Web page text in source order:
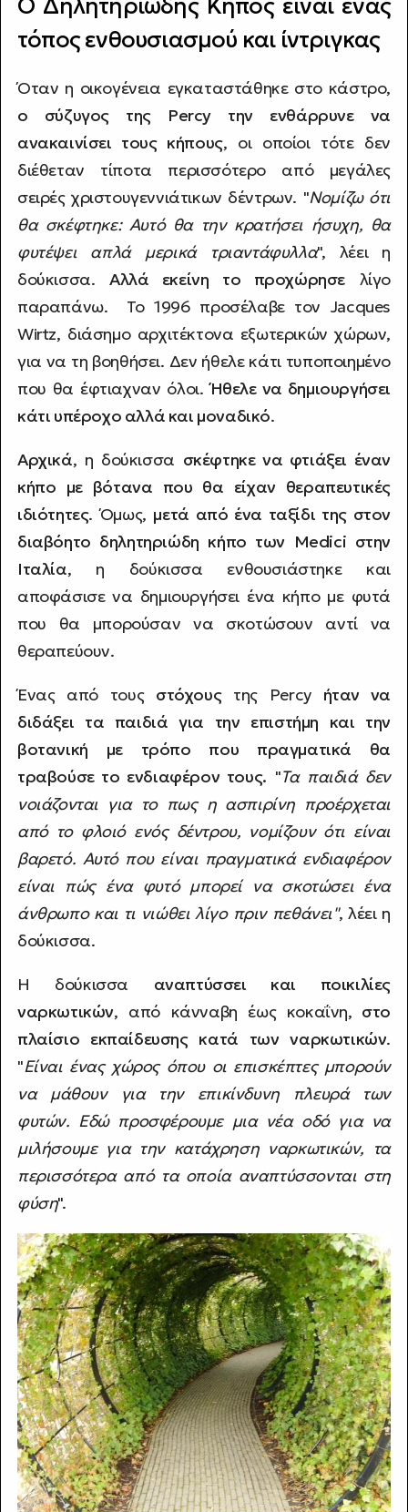
Ο Δηλητηριώδης Κήπος είναι ένας
τόπος ενθουσιασμού και ίντριγκας
Όταν η οικογένεια εγκαταστάθηκε στο κάστρο,
ο σύζυγος της Percy την ενθάρρυνε να
ανακαινίσει τους κήπους, οι οποίοι τότε δεν
διέθεταν τίποτα περισσότερο από μεγάλες
σειρές χριστουγεννιάτικων δέντρων. "Νομίζω ότι
θα σκέφτηκε: Αυτό θα την κρατήσει ήσυχη, θα
φυτέψει απλά μερικά τριαντάφυλλα", λέει η
δούκισσα. Αλλά εκείνη το προχώρησε λίγο
παραπάνω. Το 1996 προσέλαβε τον Jacques
Wirtz, διάσημο αρχιτέκτονα εξωτερικών χώρων,
για να τη βοηθήσει. Δεν ήθελε κάτι τυποποιημένο
που θα έφτιαχναν όλοι.Ήθελε να δημιουργήσει
κάτι υπέροχο αλλά και μοναδικό.
Αρχικά, η δούκισσα σκέφτηκε να φτιάξει έναν
κήπο με βότανα που θα είχαν θεραπευτικές
ιδιότητες. Όμως, μετά από ένα ταξίδι της στον
διαβόητο δηλητηριώδη κήπο των Medici στην
Ιταλία, η δούκισσα ενθουσιάστηκε και
αποφάσισε να δημιουργήσει ένα κήπο με φυτά
που θα μπορούσαν να σκοτώσουν αντί να
θεραπεύουν.
Ένας από τους στόχουςτης Percy ήταν να
διδάξει τα παιδιά για την επιστήμη και την
βοτανική με τρόπο που πραγματικά θα
τραβούσε το ενδιαφέρον τους. "Τα παιδιά δεν
νοιάζονται για το πως η ασπιρίνη προέρχεται
από το φλοιό ενός δέντρου, νομίζουν ότι είναι
βαρετό. Αυτό που είναι πραγματικά ενδιαφέρον
είναι πώς ένα φυτό μπορεί να σκοτώσει ένα
άνθρωπο και τι νιώθει λίγο πριν πεθάνει", λέει η
δούκισσα.
Η δούκισσα αναπτύσσει και ποικιλίες
ναρκωτικών, από κάνναβη έως κοκαΐνη, στο
πλαίσιο εκπαίδευσης κατά των ναρκωτικών.
"Είναι ένας χώρος όπου οι επισκέπτες μπορούν
να μάθουν για την επικίνδυνη πλευρά των
φυτών. Εδώ προσφέρουμε μια νέα οδό για να
μιλήσουμε για την κατάχρηση ναρκωτικών, τα
περισσότερα από τα οποία αναπτύσσονται στη
φύση".